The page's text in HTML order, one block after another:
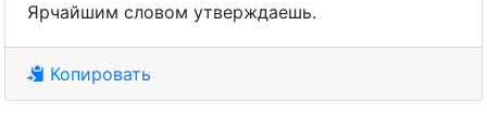
Ярчайшим словом утверждаешь.
Копировать